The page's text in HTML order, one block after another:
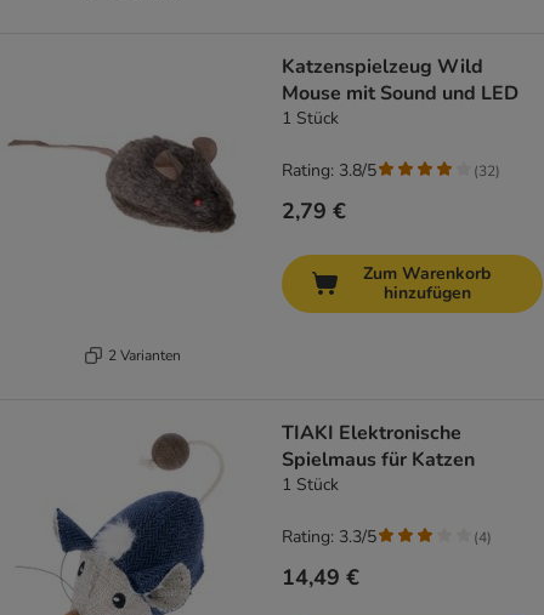
2 Varianten
Katzenspielzeug Wild
Mouse mit Sound und LED
1 Stück
2,79 €
Rating: 3.8/5 (32)
Zum Warenkorb
hinzufügen
TIAKI Elektronische
Spielmaus für Katzen
1 Stück
14,49 €
Rating: 3.3/5 (4)